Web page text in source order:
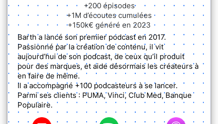
+200 épisodes
+1M d’écoutes cumulées
+150k€ généré en 2023
Barth a lancé son premier podcast en 2017.
Passionné par la création de contenu, il vit
aujourd’hui de son podcast, de ceux qu’il produit
pour des marques, et aide désormais les créateurs à
en faire de même.
Il a accompagné +100 podcasteurs à se lancer.
Parmi ses clients : PUMA, Vinci, Club Med, Banque
Populaire.